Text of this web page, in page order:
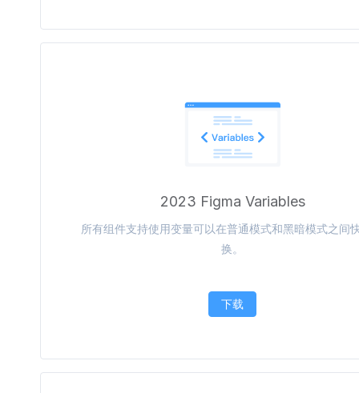
2023 Figma Variables
所有组件支持使用变量可以在普通模式和黑暗模式之间
换。
下载